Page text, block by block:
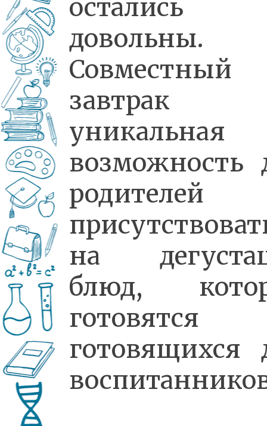
остались
довольны.
Совместный
уникальная
возможность
родителей
на
блюд,
готовятся
готовящихся